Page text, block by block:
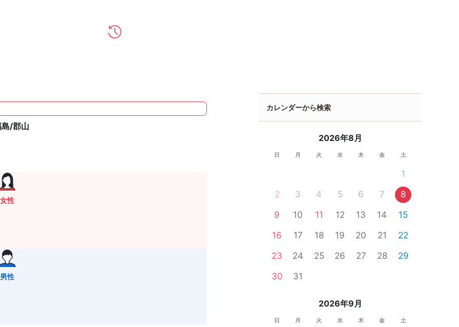
/郡山
女性
男性
カレンダーから検索
2026年8月
日 月 火 水 木 金 土
1
2
3 4 5 6 7
8
9
10 11 12 13 14
15
16
17 18 19 20 21
22
23
24 25 26 27 28
29
30
31
2026年9月
日 月 火 水 木 金 土